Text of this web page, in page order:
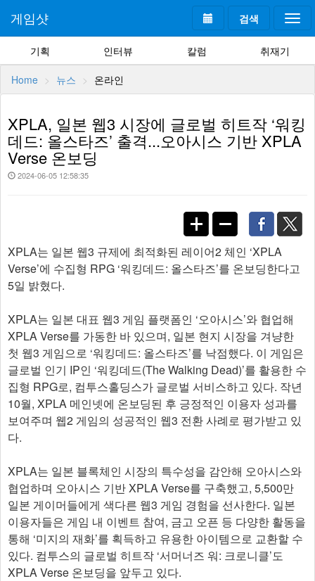
검색
게임샷
기획 인터뷰 칼럼 취재기
Home 뉴스 온라인
XPLA, 일본 웹3 시장에 글로벌 히트작 ‘워킹
데드: 올스타즈’ 출격...오아시스 기반 XPLA
Verse 온보딩
2024-06-05 12:58:35
XPLA는 일본 웹3 규제에 최적화된 레이어2 체인 ‘XPLA
Verse’에 수집형 RPG ‘워킹데드: 올스타즈’를 온보딩한다고
5일 밝혔다.
XPLA는 일본 대표 웹3 게임 플랫폼인 ‘오아시스’와 협업해
XPLA Verse를 가동한 바 있으며, 일본 현지 시장을 겨냥한
첫 웹3 게임으로 ‘워킹데드: 올스타즈’를 낙점했다. 이 게임은
글로벌 인기 IP인 ‘워킹데드(The Walking Dead)’를 활용한 수
집형 RPG로, 컴투스홀딩스가 글로벌 서비스하고 있다. 작년
10월, XPLA 메인넷에 온보딩된 후 긍정적인 이용자 성과를
보여주며 웹2 게임의 성공적인 웹3 전환 사례로 평가받고 있
다.
XPLA는 일본 블록체인 시장의 특수성을 감안해 오아시스와
협업하며 오아시스 기반 XPLA Verse를 구축했고, 5,500만
일본 게이머들에게 색다른 웹3 게임 경험을 선사한다. 일본
이용자들은 게임 내 이벤트 참여, 금고 오픈 등 다양한 활동을
통해 ‘미지의 재화’를 획득하고 유용한 아이템으로 교환할 수
있다. 컴투스의 글로벌 히트작 ‘서머너즈 워: 크로니클’도
XPLA Verse 온보딩을 앞두고 있다.